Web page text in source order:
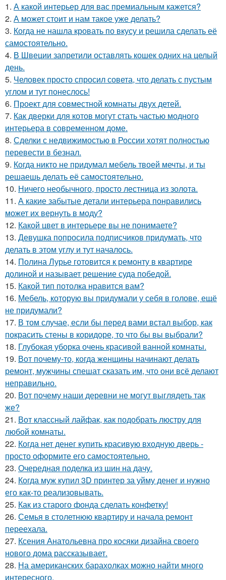
1. А какой интерьер для вас премиальным кажется?
2. А может стоит и нам такое уже делать?
3. Когда не нашла кровать по вкусу и решила сделать её
самостоятельно.
4. В Швеции запретили оставлять кошек одних на целый
день.
5. Человек просто спросил совета, что делать с пустым
углом и тут понеслось!
6. Проект для совместной комнаты двух детей.
7. Как дверки для котов могут стать частью модного
интерьера в современном доме.
8. Сделки с недвижимостью в России хотят полностью
перевести в безнал.
9. Когда никто не придумал мебель твоей мечты, и ты
решаешь делать её самостоятельно.
10. Ничего необычного, просто лестница из золота.
11. А какие забытые детали интерьера понравились
может их вернуть в моду?
12. Какой цвет в интерьере вы не понимаете?
13. Девушка попросила подписчиков придумать, что
делать в этом углу и тут началось.
14. Полина Лурье готовится к ремонту в квартире
долиной и называет решение суда победой.
15. Какой тип потолка нравится вам?
16. Мебель, которую вы придумали у себя в голове, ещё
не придумали?
17. В том случае, если бы перед вами встал выбор, как
покрасить стены в коридоре, то что бы вы выбрали?
18. Глубокая уборка очень красивой ванной комнаты.
19. Вот почему-то, когда женщины начинают делать
ремонт, мужчины спешат сказать им, что они всё делают
неправильно.
20. Вот почему наши деревни не могут выглядеть так
же?
21. Вот классный лайфак, как подобрать люстру для
любой комнаты.
22. Когда нет денег купить красивую входную дверь -
просто оформите его самостоятельно.
23. Очередная поделка из шин на дачу.
24. Когда муж купил 3D принтер за уйму денег и нужно
его как-то реализовывать.
25. Как из старого фонда сделать конфетку!
26. Семья в столетнюю квартиру и начала ремонт
переехала.
27. Ксения Анатольевна про косяки дизайна своего
нового дома рассказывает.
28. На американских барахолках можно найти много
интересного.